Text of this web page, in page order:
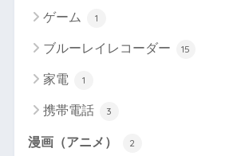
ゲーム 1
ブルーレイレコーダー 15
家電 1
携帯電話 3
漫画（アニメ） 2